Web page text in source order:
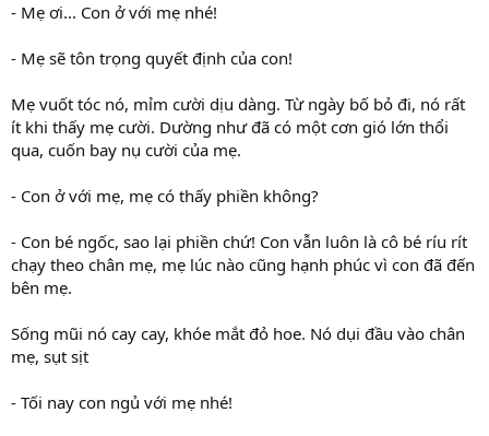
- Mẹ ơi... Con ở với mẹ nhé!
- Mẹ sẽ tôn trọng quyết định của con!
Mẹ vuốt tóc nó, mỉm cười dịu dàng. Từ ngày bố bỏ đi, nó rất
ít khi thấy mẹ cười. Dường như đã có một cơn gió lớn thổi
qua, cuốn bay nụ cười của mẹ.
- Con ở với mẹ, mẹ có thấy phiền không?
- Con bé ngốc, sao lại phiền chứ! Con vẫn luôn là cô bé ríu rít
chạy theo chân mẹ, mẹ lúc nào cũng hạnh phúc vì con đã đến
bên mẹ.
Sống mũi nó cay cay, khóe mắt đỏ hoe. Nó dụi đầu vào chân
mẹ, sụt sịt
- Tối nay con ngủ với mẹ nhé!